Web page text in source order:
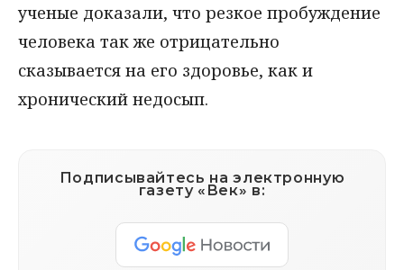
ученые доказали, что резкое пробуждение
человека так же отрицательно
сказывается на его здоровье, как и
хронический недосып.
Подписывайтесь на электронную
газету «Век» в: